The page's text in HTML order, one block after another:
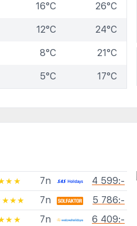
16°C 26°C
12°C 24°C
8°C 21°C
5°C 17°C
7n
4 599:-
7n
5 786:-
7n
6 409:-